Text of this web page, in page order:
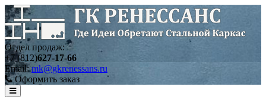
Отдел продаж:
+7 (812)627-17-66
Email:mk@gkrenessans.ru
Оформить заказ